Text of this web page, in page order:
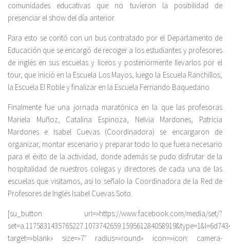
comunidades educativas que no tuvieron la posibilidad de
presenciar el show del día anterior.
Para esto se contó con un bus contratado por el Departamento de
Educación que se encargó de recoger a los estudiantes y profesores
de inglés en sus escuelas y liceos y posteriormente llevarlos por el
tour, que inició en la Escuela Los Mayos, luego la Escuela Ranchillos,
la Escuela El Roble y finalizar en la Escuela Fernando Baquedano.
Finalmente fue una jornada maratónica en la que las profesoras
Mariela Muñoz, Catalina Espinoza, Nelvia Mardones, Patricia
Mardones e Isabel Cuevas (Coordinadora) se encargaron de
organizar, montar escenario y preparar todo lo que fuera necesario
para el éxito de la actividad, donde además se pudo disfrutar de la
hospitalidad de nuestros colegas y directores de cada una de las
escuelas que visitamos, así lo señalo la Coordinadora de la Red de
Profesores de Inglés Isabel Cuevas Soto.
[su_button url=»https://www.facebook.com/media/set/?
target=»blank» size=»7″ radius=»round» icon=»icon: camera-